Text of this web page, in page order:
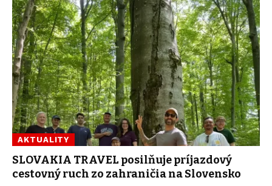
AKTUALITY
SLOVAKIA TRAVEL posilňuje príjazdový
cestovný ruch zo zahraničia na Slovensko